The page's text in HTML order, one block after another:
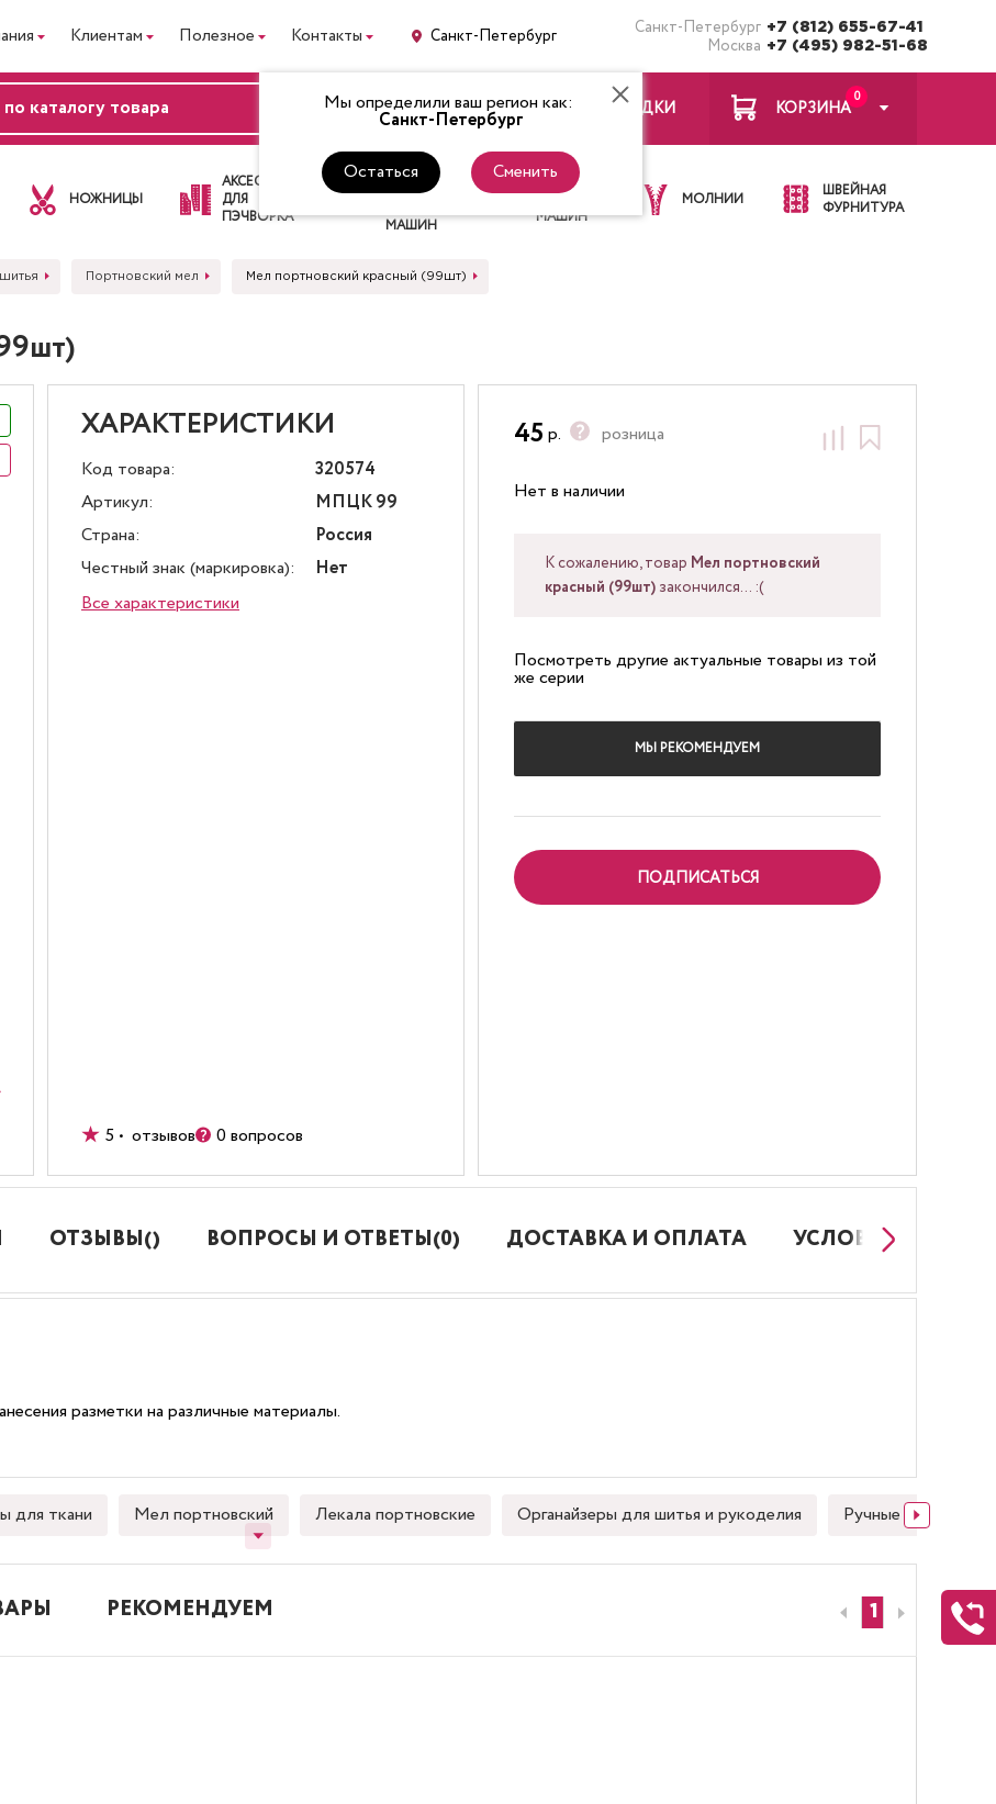
Клиентам Полезное Контакты Санкт-Петербург Санкт-Петербург +7 (812) 655-67-41
Москва +7 (495) 982-51-68
Мы определили ваш регион как:
Санкт-Петербург
Остаться Сменить
ВХОД ЗАКЛАДКИ
0
КОРЗИНА
НОЖНИЦЫ
АКСЕССУАРЫ
ДЛЯ
ПЭЧВОРКА
ЛАПКИ
ДЛЯ
МАШИН
ИГЛЫ ДЛЯ
ШВЕЙНЫХ
МАШИН
МОЛНИИ
ШВЕЙНАЯ
ФУРНИТУРА
Портновский мел Мел портновский красный (99шт)
ХАРАКТЕРИСТИКИ
Код товара:
320574
Артикул:
МПЦК 99
Страна:
Россия
Честный знак (маркировка):
Нет
Все характеристики
5 • отзывов 0 вопросов
45 р. розница
Нет в наличии
К сожалению, товар Мел портновский
красный (99шт) закончился... :(
Посмотреть другие актуальные товары из той
же серии
МЫ РЕКОМЕНДУЕМ
ПОДПИСАТЬСЯ
ОТЗЫВЫ() ВОПРОСЫ И ОТВЕТЫ(0) ДОСТАВКА И ОПЛАТА УСЛОВИЯ РАБОТЫ
разметки на различные материалы.
для ткани Мел портновский Лекала портновские Органайзеры для шитья и рукоделия Ручные швейные
РЕКОМЕНДУЕМ 1